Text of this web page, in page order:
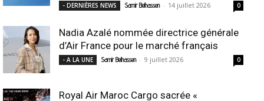
- DERNIÈRES NEWS Samir Belhassen - 14 juillet 2026 0
Nadia Azalé nommée directrice générale
d’Air France pour le marché français
- A LA UNE Samir Belhassen - 9 juillet 2026 0
Royal Air Maroc Cargo sacrée «